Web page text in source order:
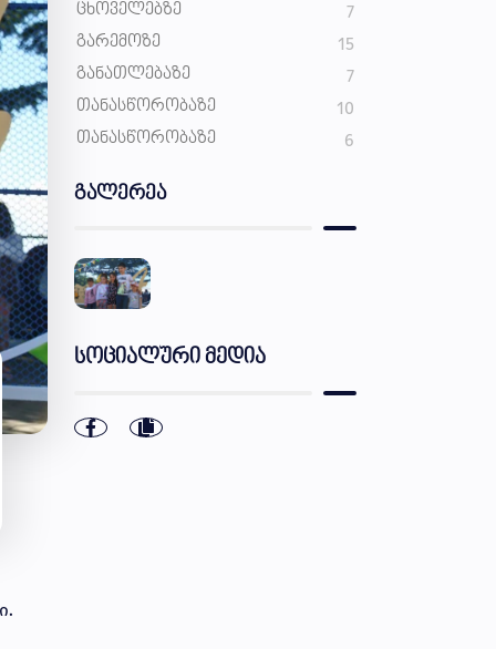
ᲪᲮᲝᲕᲔᲚᲔᲑᲖᲔ 7
ᲒᲐᲠᲔᲛᲝᲖᲔ 15
ᲒᲐᲜᲐᲗᲚᲔᲑᲐᲖᲔ 7
ᲗᲐᲜᲐᲡᲬᲝᲠᲝᲑᲐᲖᲔ 10
ᲗᲐᲜᲐᲡᲬᲝᲠᲝᲑᲐᲖᲔ 6
გალერეა
სოციალური მედია